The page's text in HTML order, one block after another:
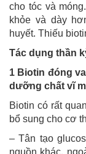
cho tóc và
khỏe và dày
huyết. Thiếu
Tác dụng thần
1 Biotin đóng
dưỡng chất vĩ
Biotin có rất
bổ sung cho cơ
– Tân tạo
nguồn khác,